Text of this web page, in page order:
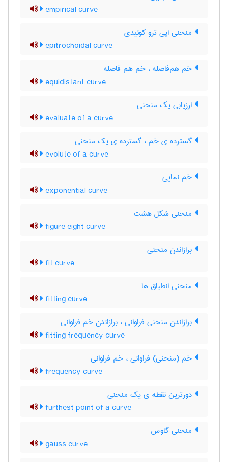
empirical curve
منحنی اپی ترو کوئیدی
epitrochoidal curve
خم هم‌فاصله ، خم هم فاصله
equidistant curve
ارزیابی یک منحنی
evaluate of a curve
گسترده ی خم ، گسترده ی یک منحنی
evolute of a curve
خم نمایی
exponential curve
منحنی شکل هشت
figure eight curve
برازاندن منحنی
fit curve
منحنی انطباق ها
fitting curve
برازاندن منحنی فراوانی ، برازاندن خم فراوانی
fitting frequency curve
خم (منحنی) فراوانی ، خم فراوانی
frequency curve
دورترین نقطه ی یک منحنی
furthest point of a curve
منحنی گاوس
gauss curve